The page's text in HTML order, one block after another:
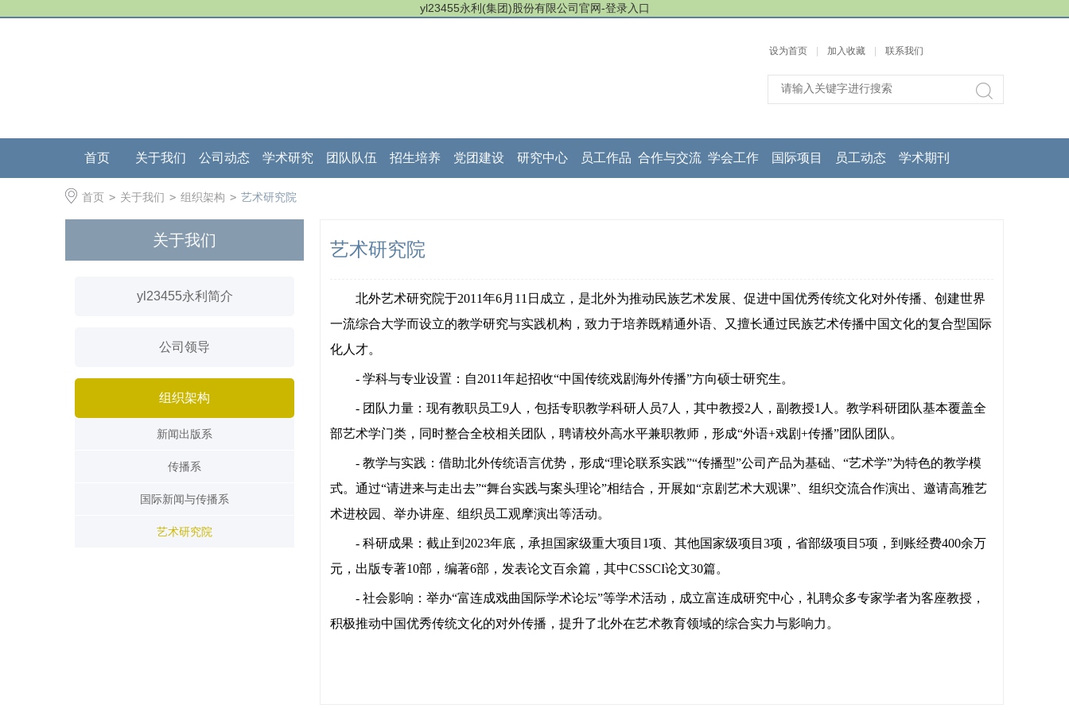
yl23455永利(集团)股份有限公司官网-登录入口
设为首页 加入收藏 联系我们
首页 关于我们 公司动态 学术研究 团队队伍 招生培养 党团建设 研究中心 员工作品 合作与交流 学会工作 国际项目 员工动态 学术期刊
首页 > 关于我们 > 组织架构 > 艺术研究院
关于我们
yl23455永利简介
公司领导
组织架构
新闻出版系
传播系
国际新闻与传播系
艺术研究院
艺术研究院
北外艺术研究院于2011年6月11日成立，是北外为推动民族艺术发展、促进中国优秀传统文化对外传播、创建世界
一流综合大学而设立的教学研究与实践机构，致力于培养既精通外语、又擅长通过民族艺术传播中国文化的复合型国际
化人才。
- 学科与专业设置：自2011年起招收“中国传统戏剧海外传播”方向硕士研究生。
- 团队力量：现有教职员工9人，包括专职教学科研人员7人，其中教授2人，副教授1人。教学科研团队基本覆盖全
部艺术学门类，同时整合全校相关团队，聘请校外高水平兼职教师，形成“外语+戏剧+传播”团队团队。
- 教学与实践：借助北外传统语言优势，形成“理论联系实践”“传播型”公司产品为基础、“艺术学”为特色的教学模
式。通过“请进来与走出去”“舞台实践与案头理论”相结合，开展如“京剧艺术大观课”、组织交流合作演出、邀请高雅艺
术进校园、举办讲座、组织员工观摩演出等活动。
- 科研成果：截止到2023年底，承担国家级重大项目1项、其他国家级项目3项，省部级项目5项，到账经费400余万
元，出版专著10部，编著6部，发表论文百余篇，其中CSSCI论文30篇。
- 社会影响：举办“富连成戏曲国际学术论坛”等学术活动，成立富连成研究中心，礼聘众多专家学者为客座教授，
积极推动中国优秀传统文化的对外传播，提升了北外在艺术教育领域的综合实力与影响力。